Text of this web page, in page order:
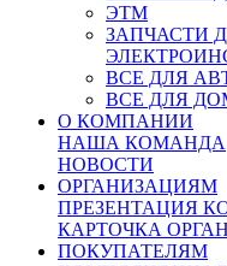
ЭТМ
ЗАПЧАСТИ
ВСЕ ДЛЯ
ВСЕ ДЛЯ
О КОМПАНИИ
НАША КОМАНДА
НОВОСТИ
ОРГАНИЗАЦИЯМ
ПРЕЗЕНТАЦИЯ
КАРТОЧКА
ПОКУПАТЕЛЯМ